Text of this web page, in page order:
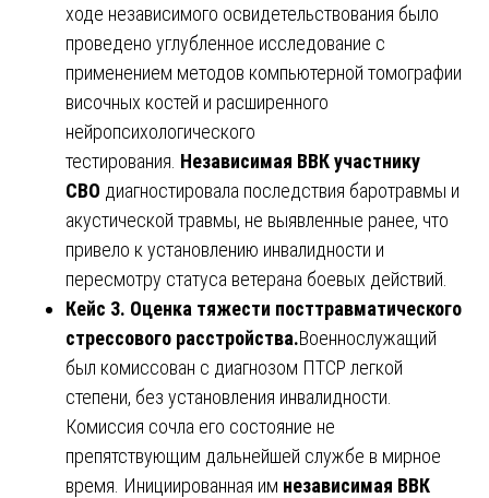
ходе независимого освидетельствования было
проведено углубленное исследование с
применением методов компьютерной томографии
височных костей и расширенного
нейропсихологического
тестирования. Независимая ВВК участнику
СВО диагностировала последствия баротравмы и
акустической травмы, не выявленные ранее, что
привело к установлению инвалидности и
пересмотру статуса ветерана боевых действий.
Кейс 3. Оценка тяжести посттравматического
стрессового расстройства.Военнослужащий
был комиссован с диагнозом ПТСР легкой
степени, без установления инвалидности.
Комиссия сочла его состояние не
препятствующим дальнейшей службе в мирное
время. Инициированная им независимая ВВК